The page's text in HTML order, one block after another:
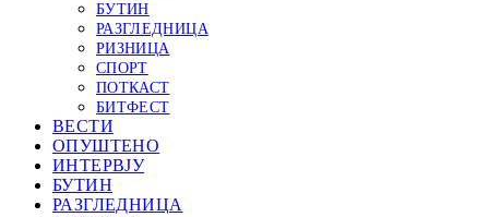
БУТИН
РАЗГЛЕДНИЦА
РИЗНИЦА
СПОРТ
ПОТКАСТ
БИТФЕСТ
ВЕСТИ
ОПУШТЕНО
ИНТЕРВЈУ
БУТИН
РАЗГЛЕДНИЦА